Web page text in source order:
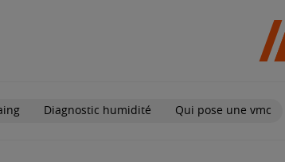
Diagnostic humidité Qui pose une vmc